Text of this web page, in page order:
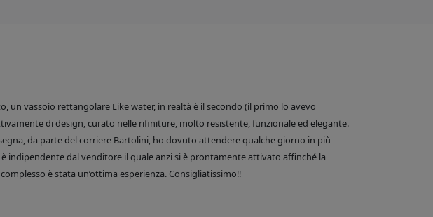
un vassoio rettangolare Like water, in realtà è il secondo (il primo lo avevo
di design, curato nelle rifiniture, molto resistente, funzionale ed elegante.
da parte del corriere Bartolini, ho dovuto attendere qualche giorno in più
indipendente dal venditore il quale anzi si è prontamente attivato affinché la
è stata un’ottima esperienza. Consigliatissimo!!